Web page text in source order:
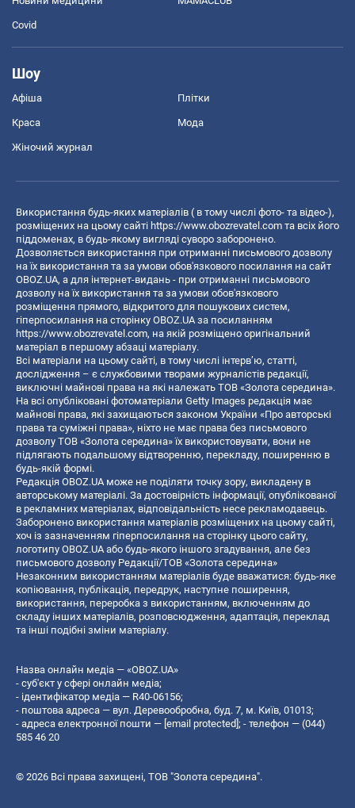
Covid
Шоу
Афіша Плітки
Краса Мода
Жіночий журнал
Використання будь-яких матеріалів ( в тому числі фото- та відео-),
розміщених на цьому сайті https://www.obozrevatel.com та всіх його
піддоменах, в будь-якому вигляді суворо заборонено.
Дозволяється використання при отриманні письмового дозволу
на їх використання та за умови обов'язкового посилання на сайт
OBOZ.UA, а для інтернет-видань - при отриманні письмового
дозволу на їх використання та за умови обов'язкового
розміщення прямого, відкритого для пошукових систем,
гіперпосилання на сторінку OBOZ.UA за посиланням
https://www.obozrevatel.com, на якій розміщено оригінальний
матеріал в першому абзаці матеріалу.
Всі матеріали на цьому сайті, в тому числі інтерв’ю, статті,
дослідження – є службовими творами журналістів редакції,
виключні майнові права на які належать ТОВ «Золота середина».
На всі опубліковані фотоматеріали Getty Images редакція має
майнові права, які захищаються законом України «Про авторські
права та суміжні права», ніхто не має права без письмового
дозволу ТОВ «Золота середина» їх використовувати, вони не
підлягають подальшому відтворенню, перекладу, поширенню в
будь-якій формі.
Редакція OBOZ.UA може не поділяти точку зору, викладену в
авторському матеріалі. За достовірність інформації, опублікованої
в рекламних матеріалах, відповідальність несе рекламодавець.
Заборонено використання матеріалів розміщених на цьому сайті,
хоч із зазначенням гіперпосилання на сторінку цього сайту,
логотипу OBOZ.UA або будь-якого іншого згадування, але без
письмового дозволу Редакції/ТОВ «Золота середина»
Незаконним використанням матеріалів буде вважатися: будь-яке
копiювання, публiкацiя, передрук, наступне поширення,
використання, переробка з використанням, включенням до
складу інших матеріалів, розповсюдження, адаптація, переклад
та інші подібні зміни матеріалу.
Назва онлайн медіа — «OBOZ.UA»
- суб'єкт у сфері онлайн медіа;
- ідентифікатор медіа — R40-06156;
- поштова адреса — вул. Деревообробна, буд. 7, м. Київ, 01013;
- адреса електронної пошти — [email protected]; - телефон — (044)
585 46 20
© 2026 Всі права захищені, ТОВ "Золота середина".